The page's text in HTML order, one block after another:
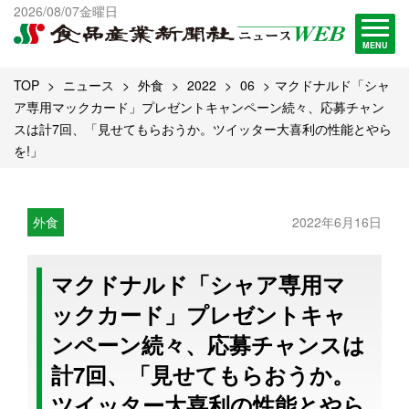
2026/08/07金曜日
MENU
出版物一覧へ
試読・購読申し込み
TOP ニュース 外食 2022 06
マクドナルド「シャ
ア専用マックカード」プレゼントキャンペーン続々、応募チャン
スは計7回、「見せてもらおうか。ツイッター大喜利の性能とやら
を!」
外食 2022年6月16日
マクドナルド「シャア専用マ
ックカード」プレゼントキャ
ンペーン続々、応募チャンスは
計7回、「見せてもらおうか。